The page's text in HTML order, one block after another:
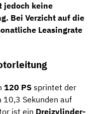
jedoch keine
Bei Verzicht auf die
Leasingrate
120 PS sprintet der
10,3 Sekunden auf
ist ein Dreizylinder-